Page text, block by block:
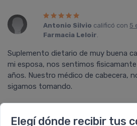
Elegí dónde recibir tus
Antonio Silvio calificó con 5
Farmacia Leloir.
Suplemento dietario de muy buena
mi esposa, nos sentimos
años. Nuestro médico de cabecera,
sigamos tomando.